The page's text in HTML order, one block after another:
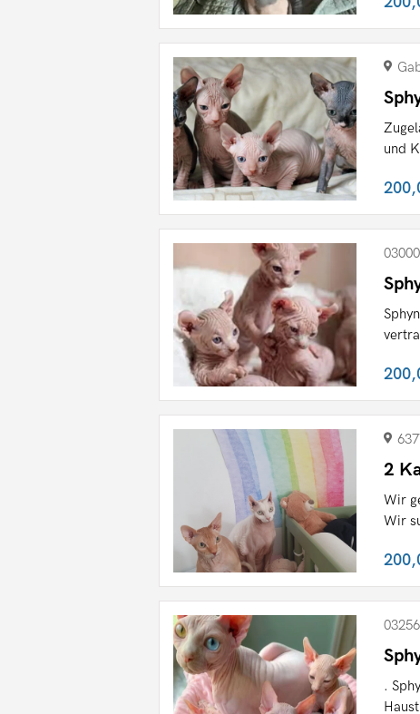
und
03000
2
Wir
Wir
03256
.